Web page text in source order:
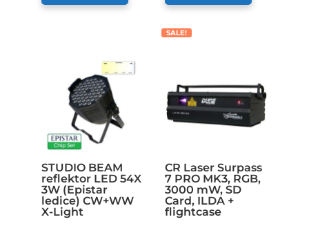
STUDIO BEAM
reflektor LED 54X
3W (Epistar
ledice) CW+WW
X-Light
SALE!
CR Laser Surpass
7 PRO MK3, RGB,
3000 mW, SD
Card, ILDA +
flightcase